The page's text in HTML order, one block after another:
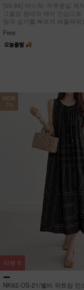
[55-88] 바스락- 하루종일 쾌
그물망 형태의 메쉬 안감으로
땀과 습기를 빠르게 배출해줘요
Free
NEW
7%
NK62-OS-21/벨비 뒤트임 민
리뷰 0